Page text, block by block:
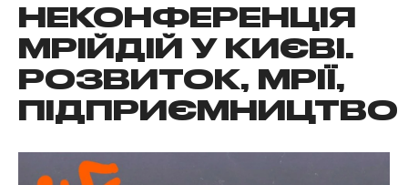
НЕКОНФЕРЕНЦІЯ
МРІЙДІЙ У КИЄВІ.
РОЗВИТОК, МРІЇ,
ПІДПРИЄМНИЦТВО